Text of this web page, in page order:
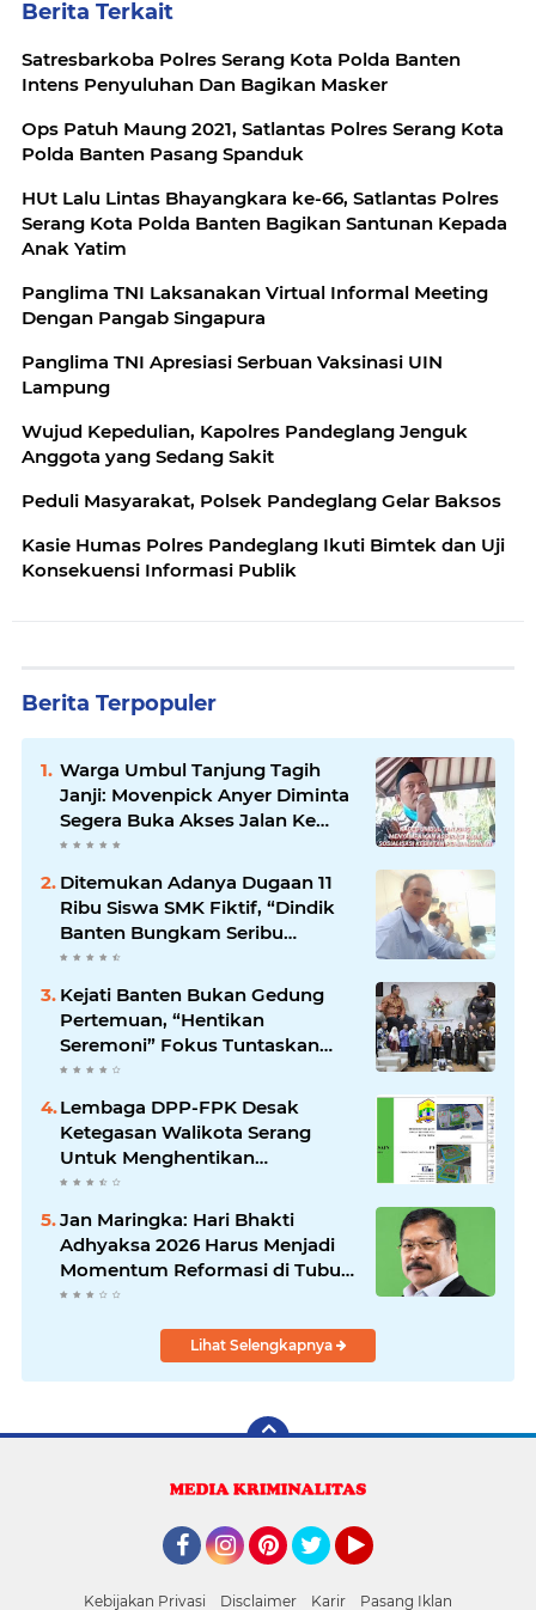
Berita Terkait
Satresbarkoba Polres Serang Kota Polda Banten
Intens Penyuluhan Dan Bagikan Masker
Ops Patuh Maung 2021, Satlantas Polres Serang Kota
Polda Banten Pasang Spanduk
HUt Lalu Lintas Bhayangkara ke-66, Satlantas Polres
Serang Kota Polda Banten Bagikan Santunan Kepada
Anak Yatim
Panglima TNI Laksanakan Virtual Informal Meeting
Dengan Pangab Singapura
Panglima TNI Apresiasi Serbuan Vaksinasi UIN
Lampung
Wujud Kepedulian, Kapolres Pandeglang Jenguk
Anggota yang Sedang Sakit
Peduli Masyarakat, Polsek Pandeglang Gelar Baksos
Kasie Humas Polres Pandeglang Ikuti Bimtek dan Uji
Konsekuensi Informasi Publik
Berita Terpopuler
Warga Umbul Tanjung Tagih
Janji: Movenpick Anyer Diminta
Segera Buka Akses Jalan Ke
Pantai
Ditemukan Adanya Dugaan 11
Ribu Siswa SMK Fiktif, “Dindik
Banten Bungkam Seribu
Bahasa”
Kejati Banten Bukan Gedung
Pertemuan, “Hentikan
Seremoni” Fokus Tuntaskan
Korupsi!
Lembaga DPP-FPK Desak
Ketegasan Walikota Serang
Untuk Menghentikan
Sementara Revitalisasi Alun-
Jan Maringka: Hari Bhakti
Adhyaksa 2026 Harus Menjadi
Momentum Reformasi di Tubuh
Kejaksaan
Lihat Selengkapnya
Kebijakan Privasi Disclaimer Karir Pasang Iklan